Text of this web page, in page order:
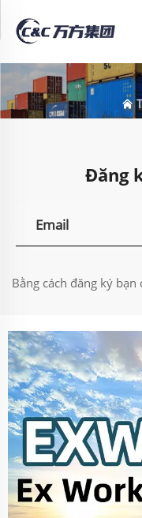
Đăng
Bằng cách đăng ký bạn